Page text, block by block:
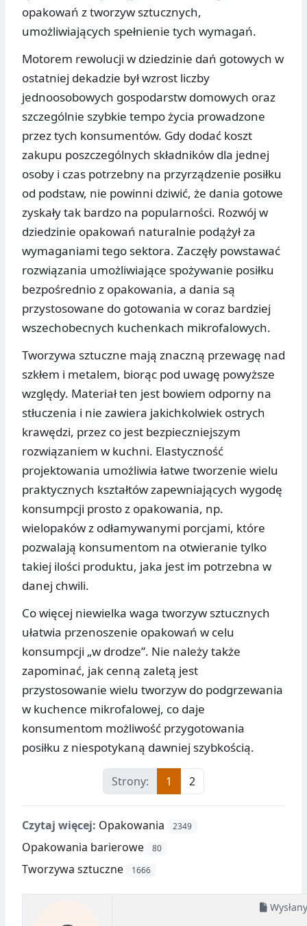
opakowań z tworzyw sztucznych,
umożliwiających spełnienie tych wymagań.
Motorem rewolucji w dziedzinie dań gotowych w
ostatniej dekadzie był wzrost liczby
jednoosobowych gospodarstw domowych oraz
szczególnie szybkie tempo życia prowadzone
przez tych konsumentów. Gdy dodać koszt
zakupu poszczególnych składników dla jednej
osoby i czas potrzebny na przyrządzenie posiłku
od podstaw, nie powinni dziwić, że dania gotowe
zyskały tak bardzo na popularności. Rozwój w
dziedzinie opakowań naturalnie podążył za
wymaganiami tego sektora. Zaczęły powstawać
rozwiązania umożliwiające spożywanie posiłku
bezpośrednio z opakowania, a dania są
przystosowane do gotowania w coraz bardziej
wszechobecnych kuchenkach mikrofalowych.
Tworzywa sztuczne mają znaczną przewagę nad
szkłem i metalem, biorąc pod uwagę powyższe
względy. Materiał ten jest bowiem odporny na
stłuczenia i nie zawiera jakichkolwiek ostrych
krawędzi, przez co jest bezpieczniejszym
rozwiązaniem w kuchni. Elastyczność
projektowania umożliwia łatwe tworzenie wielu
praktycznych kształtów zapewniających wygodę
konsumpcji prosto z opakowania, np.
wielopaków z odłamywanymi porcjami, które
pozwalają konsumentom na otwieranie tylko
takiej ilości produktu, jaka jest im potrzebna w
danej chwili.
Co więcej niewielka waga tworzyw sztucznych
ułatwia przenoszenie opakowań w celu
konsumpcji „w drodze”. Nie należy także
zapominać, jak cenną zaletą jest
przystosowanie wielu tworzyw do podgrzewania
w kuchence mikrofalowej, co daje
konsumentom możliwość przygotowania
posiłku z niespotykaną dawniej szybkością.
Strony: 1 2
Czytaj więcej: Opakowania 2349
Opakowania barierowe 80
Tworzywa sztuczne 1666